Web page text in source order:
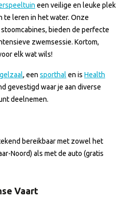
een veilige en leuke plek
te leren in het water. Onze
bieden de perfecte
zwemsessie. Kortom,
elk wat wils!
, een sporthal en is Health
gevestigd waar je aan diverse
deelnemen.
bereikbaar met zowel het
Noord) als met de auto (gratis
Vaart